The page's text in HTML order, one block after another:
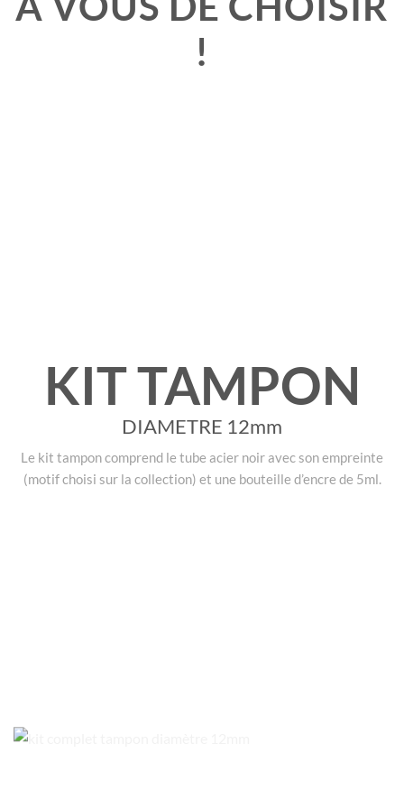
!
KIT TAMPON
DIAMETRE 12mm
Le kit tampon comprend le tube acier noir avec son empreinte
(motif choisi sur la collection) et une bouteille d’encre de 5ml.